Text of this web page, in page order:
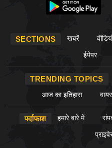
SECTIONS खबरें
ईपेपर
TRENDING TOPICS
आज का इतिहास
पर्दाफाश हमारे बारे में